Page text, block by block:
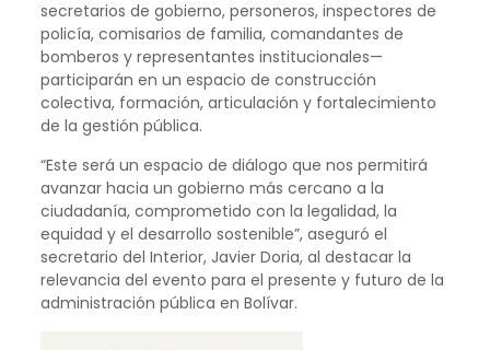
secretarios de gobierno, personeros, inspectores de
policía, comisarios de familia, comandantes de
bomberos y representantes institucionales—
participarán en un espacio de construcción
colectiva, formación, articulación y fortalecimiento
de la gestión pública.
“Este será un espacio de diálogo que nos permitirá
avanzar hacia un gobierno más cercano a la
ciudadanía, comprometido con la legalidad, la
equidad y el desarrollo sostenible”, aseguró el
secretario del Interior, Javier Doria, al destacar la
relevancia del evento para el presente y futuro de la
administración pública en Bolívar.